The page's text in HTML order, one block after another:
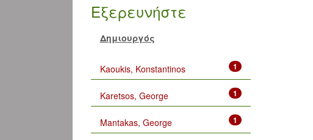
Εξερευνήστε
Δημιουργός
1
Kaoukis, Konstantinos
1
Karetsos, George
1
Mantakas, George